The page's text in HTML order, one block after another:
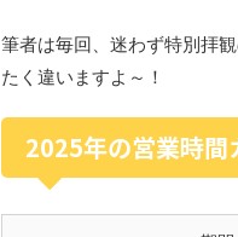
筆者は毎回、迷わず特別拝
たく違いますよ～！
2025年の営業時間